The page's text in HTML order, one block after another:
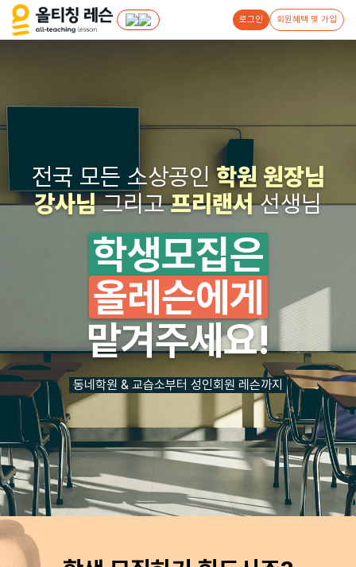
로그인 회원혜택 및 가입
전국 모든 소상공인학원 원장님
강사님그리고프리랜서선생님
학생모집은
올레슨에게
맡겨주세요!
동네학원 & 교습소부터 성인회원 레슨까지